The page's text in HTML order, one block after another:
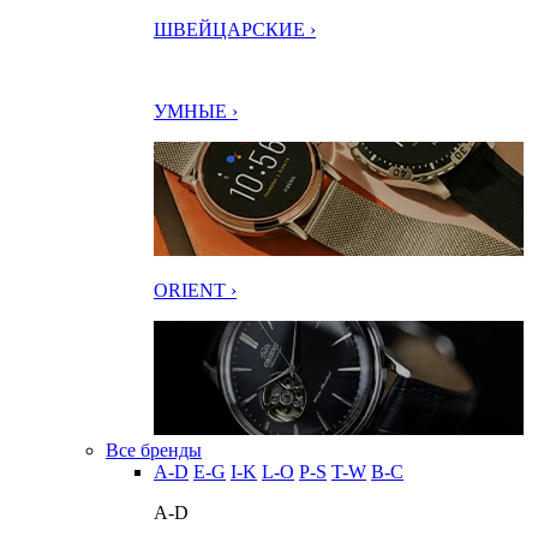
ШВЕЙЦАРСКИЕ ›
УМНЫЕ ›
ORIENT ›
Все бренды
A-D E-G I-K L-O P-S T-W В-С
A-D